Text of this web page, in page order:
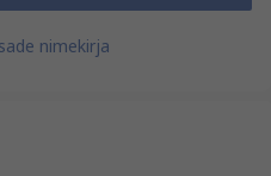
nimekirja